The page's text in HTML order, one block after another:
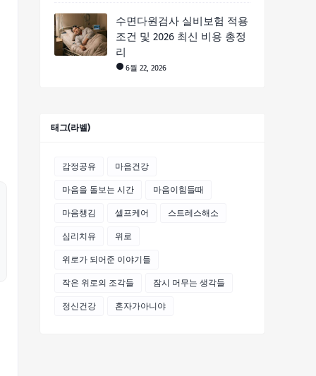
수면다원검사 실비보험 적용
조건 및 2026 최신 비용 총정
리
6월 22, 2026
태그(라벨)
감정공유 마음건강
마음을 돌보는 시간 마음이힘들때
마음챙김 셀프케어 스트레스해소
심리치유 위로
위로가 되어준 이야기들
작은 위로의 조각들 잠시 머무는 생각들
정신건강 혼자가아니야